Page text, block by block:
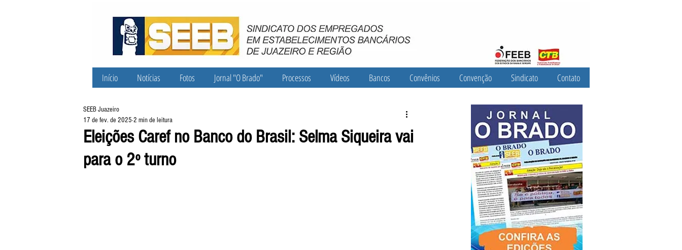
Início Notícias Fotos Jornal "O Brado" Processos Vídeos Bancos Convênios Convenção Sindicato Contato
Eleições Caref no Banco do Brasil: Selma Siqueira vai
para o 2º turno
SEEB Juazeiro
17 de fev. de 2025 2 min de leitura